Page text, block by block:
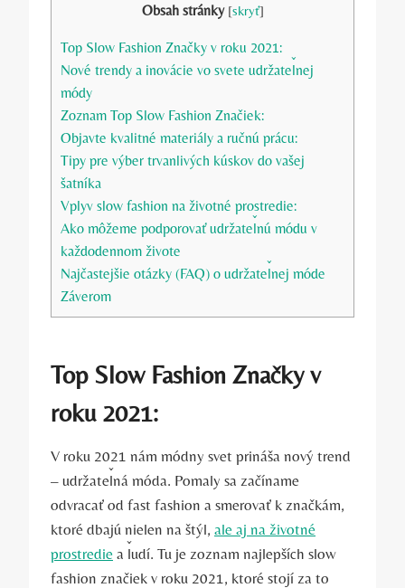
Obsah stránky [skryť]
Top Slow Fashion Značky v roku 2021:
Nové trendy a inovácie vo svete udržateľnej
módy
Zoznam Top Slow Fashion Značiek:
Objavte kvalitné materiály a ručnú prácu:
Tipy pre výber trvanlivých kúskov do vašej
šatníka
Vplyv slow fashion na životné prostredie:
Ako môžeme podporovať udržateľnú módu v
každodennom živote
Najčastejšie otázky (FAQ) o udržateľnej móde
Záverom
Top Slow Fashion Značky v
roku 2021:
V roku 2021 nám módny svet prináša nový trend
– udržateľná móda. Pomaly sa začíname
odvracať od fast fashion a smerovať k značkám,
ktoré dbajú nielen na štýl, ale aj na životné
prostredie a ľudí. Tu je zoznam najlepších slow
fashion značiek v roku 2021, ktoré stojí za to